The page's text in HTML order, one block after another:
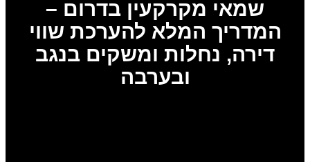
שמאי מקרקעין בדרום –
המדריך המלא להערכת שווי
דירה, נחלות ומשקים בנגב
ובערבה